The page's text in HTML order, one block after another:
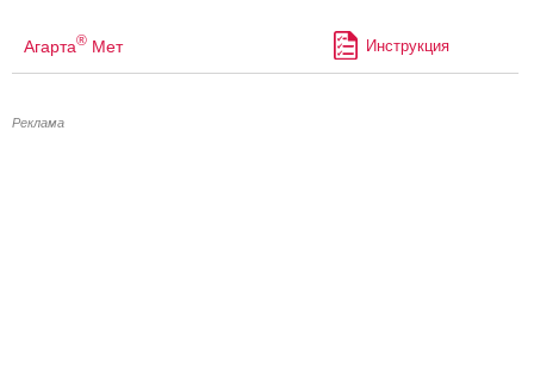
Агарта® Мет Инструкция
Реклама